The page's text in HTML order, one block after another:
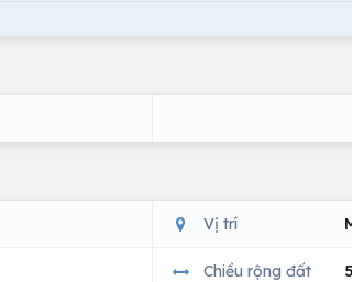
Vị trí
Chiều rộng đất